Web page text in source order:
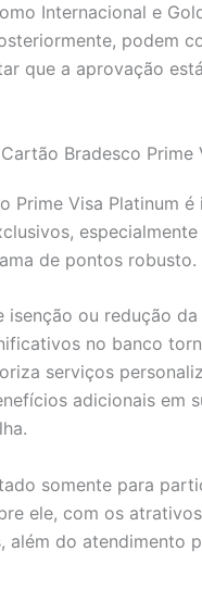
Internacional e
podem
que a aprovação
Bradesco Prime
Prime Visa Platinum
de pontos robusto.
isenção ou redução
no banco
serviços
adicionais em
somente para
ele, com os
além do atendimento